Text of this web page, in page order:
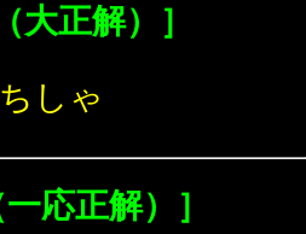
大正解）］
ちしゃ
一応正解）］